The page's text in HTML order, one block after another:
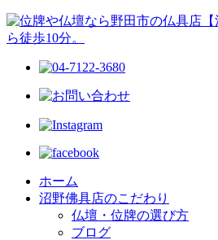
ホーム
沼野佛具店のこだわり
仏壇・位牌の選び方
ブログ